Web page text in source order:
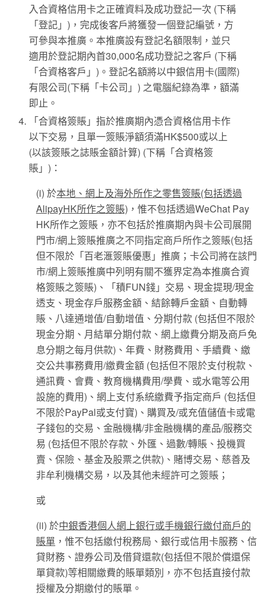
入合資格信用卡之正確資料及成功登記一次 (下稱
「登記」)，完成後客戶將獲發一個登記編號，方
可參與本推廣。本推廣設有登記名額限制，並只
適用於登記期內首30,000名成功登記之客戶 (下稱
「合資格客戶」)。登記名額將以中銀信用卡(國際)
有限公司(下稱「卡公司」) 之電腦紀錄為準，額滿
即止。
「合資格簽賬」指於推廣期內憑合資格信用卡作
以下交易，且單一簽賬淨額須滿HK$500或以上
(以該簽賬之誌賬金額計算) (下稱「合資格簽
賬」)：
(i) 於本地、網上及海外所作之零售簽賬(包括透過
AlipayHK所作之簽賬) ，惟不包括透過WeChat Pay
HK所作之簽賬，亦不包括於推廣期內與卡公司展開
門市/網上簽賬推廣之不同指定商戶所作之簽賬(包括
但不限於「百老滙簽賬優惠」推廣；卡公司將在該門
市/網上簽賬推廣中列明有關不獲界定為本推廣合資
格簽賬之簽賬)、「積FUN錢」交易、現金提現/現金
透支、現金存戶服務金額、結餘轉戶金額、自動轉
賬、八達通增值/自動增值、分期付款 (包括但不限於
現金分期、月結單分期付款、網上繳費分期及商戶免
息分期之每月供款)、年費、財務費用、手續費、繳
交公共事務費用/繳費金額 (包括但不限於支付稅款、
通訊費、會費、教育機構費用/學費、或水電等公用
設施的費用)、網上支付系統繳費予指定商戶 (包括但
不限於PayPal或支付寶)、購買及/或充值儲值卡或電
子錢包的交易、金融機構/非金融機構的產品/服務交
易 (包括但不限於存款、外匯、過數/轉賬、投機買
賣、保險、基金及股票之供款)、賭博交易、慈善及
非牟利機構交易，以及其他未經許可之簽賬；
或
(ii) 於中銀香港個人網上銀行或手機銀行繳付商戶的
賬單 ，惟不包括繳付稅務局、銀行或信用卡服務、信
貸財務、證券公司及借貸還款(包括但不限於償還保
單貸款)等相關繳費的賬單類別，亦不包括直接付款
授權及分期繳付的賬單。